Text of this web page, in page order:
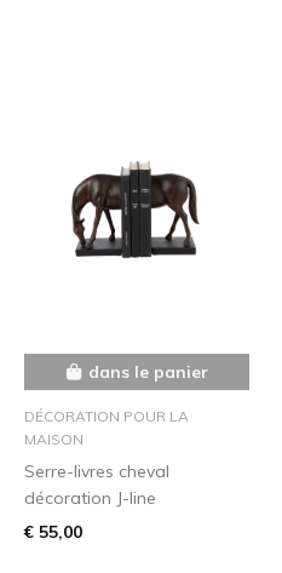
dans le panier
DÉCORATION POUR LA
MAISON
Serre-livres cheval
décoration J-line
€ 55,00